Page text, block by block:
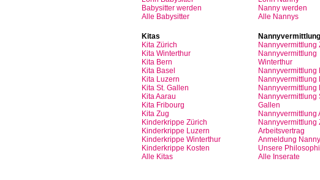
Babysitter werden
Alle Babysitter
Nanny werden
Alle Nannys
Kitas
Kita Zürich
Kita Winterthur
Kita Bern
Kita Basel
Kita Luzern
Kita St. Gallen
Kita Aarau
Kita Fribourg
Kita Zug
Kinderkrippe Zürich
Kinderkrippe Luzern
Kinderkrippe Winterthur
Kinderkrippe Kosten
Alle Kitas
Nannyvermittlung
Nannyvermittlung
Nannyvermittlung
Winterthur
Nannyvermittlung
Nannyvermittlung
Nannyvermittlung
Nannyvermittlung
Gallen
Nannyvermittlung
Nannyvermittlung
Arbeitsvertrag
Anmeldung Nanny
Unsere
Alle Inserate